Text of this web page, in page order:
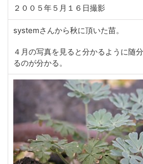
２００５年５月１６日撮影
systemさんから秋に頂いた苗。
４月の写真を見ると分かるように随
るのが分かる。